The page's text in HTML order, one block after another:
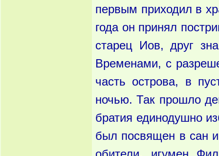
первым приходил в
года он принял
старец Иов, друг
Временами, с
часть острова, в
ночью. Так прошло
братия единодушно
был посвящен в сан